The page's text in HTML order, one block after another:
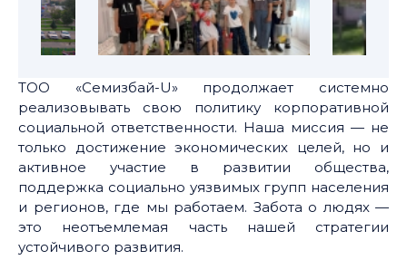
ТОО «Семизбай-U» продолжает системно
реализовывать свою политику корпоративной
социальной ответственности. Наша миссия — не
только достижение экономических целей, но и
активное участие в развитии общества,
поддержка социально уязвимых групп населения
и регионов, где мы работаем. Забота о людях —
это неотъемлемая часть нашей стратегии
устойчивого развития.